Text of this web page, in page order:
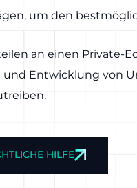
um den
an einen Private-
und Entwicklung von
HILFE